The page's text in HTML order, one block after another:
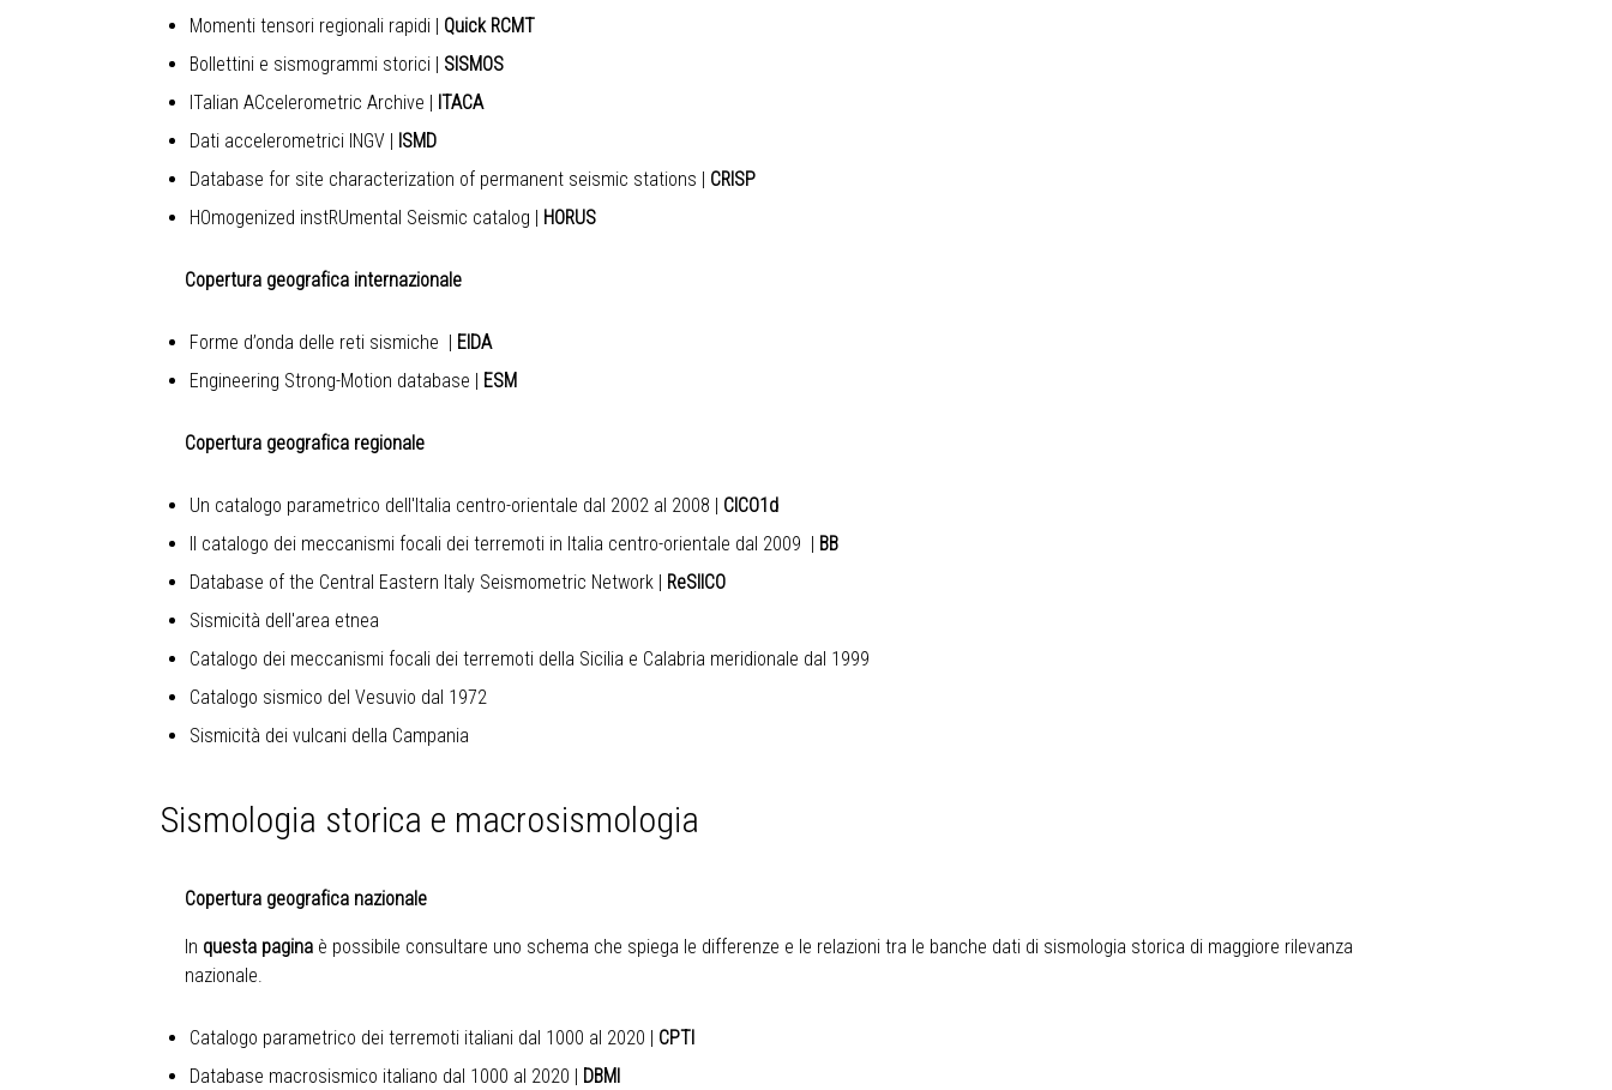
Momenti tensori regionali rapidi | Quick RCMT
Bollettini e sismogrammi storici | SISMOS
ITalian ACcelerometric Archive | ITACA
Dati accelerometrici INGV | ISMD
Database for site characterization of permanent seismic stations | CRISP
HOmogenized instRUmental Seismic catalog | HORUS
Copertura geografica internazionale
Forme d’onda delle reti sismiche | EIDA
Engineering Strong-Motion database | ESM
Copertura geografica regionale
Un catalogo parametrico dell'Italia centro-orientale dal 2002 al 2008 | CICO1d
Il catalogo dei meccanismi focali dei terremoti in Italia centro-orientale dal 2009 | BB
Database of the Central Eastern Italy Seismometric Network | ReSIICO
Sismicità dell'area etnea
Catalogo dei meccanismi focali dei terremoti della Sicilia e Calabria meridionale dal 1999
Catalogo sismico del Vesuvio dal 1972
Sismicità dei vulcani della Campania
Sismologia storica e macrosismologia
Copertura geografica nazionale
In questa pagina è possibile consultare uno schema che spiega le differenze e le relazioni tra le banche dati di sismologia storica di maggiore rilevanza
nazionale.
Catalogo parametrico dei terremoti italiani dal 1000 al 2020 | CPTI
Database macrosismico italiano dal 1000 al 2020 | DBMI